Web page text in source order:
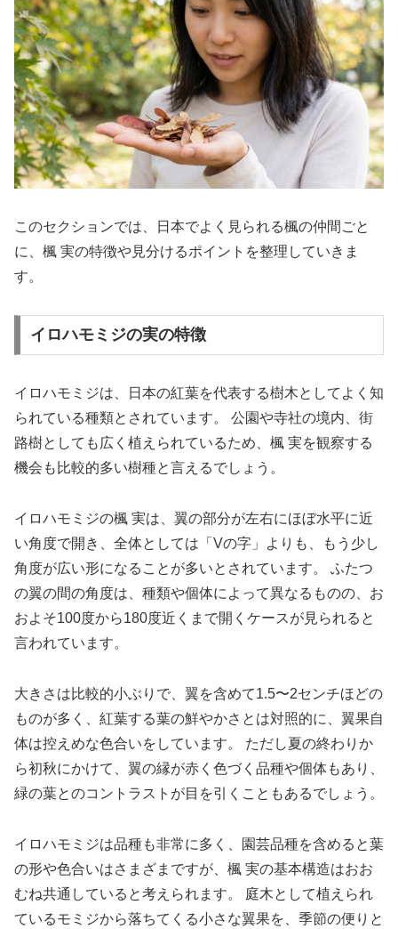
このセクションでは、日本でよく見られる楓の仲間ごと
に、楓 実の特徴や見分けるポイントを整理していきま
す。
イロハモミジの実の特徴
イロハモミジは、日本の紅葉を代表する樹木としてよく知
られている種類とされています。 公園や寺社の境内、街
路樹としても広く植えられているため、楓 実を観察する
機会も比較的多い樹種と言えるでしょう。
イロハモミジの楓 実は、翼の部分が左右にほぼ水平に近
い角度で開き、全体としては「Vの字」よりも、もう少し
角度が広い形になることが多いとされています。 ふたつ
の翼の間の角度は、種類や個体によって異なるものの、お
およそ100度から180度近くまで開くケースが見られると
言われています。
大きさは比較的小ぶりで、翼を含めて1.5〜2センチほどの
ものが多く、紅葉する葉の鮮やかさとは対照的に、翼果自
体は控えめな色合いをしています。 ただし夏の終わりか
ら初秋にかけて、翼の縁が赤く色づく品種や個体もあり、
緑の葉とのコントラストが目を引くこともあるでしょう。
イロハモミジは品種も非常に多く、園芸品種を含めると葉
の形や色合いはさまざまですが、楓 実の基本構造はおお
むね共通していると考えられます。 庭木として植えられ
ているモミジから落ちてくる小さな翼果を、季節の便りと